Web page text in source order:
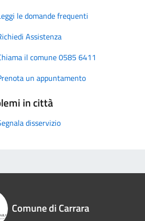
le domande frequenti
Assistenza
il comune 0585 6411
un appuntamento
in città
disservizio
Comune di Carrara